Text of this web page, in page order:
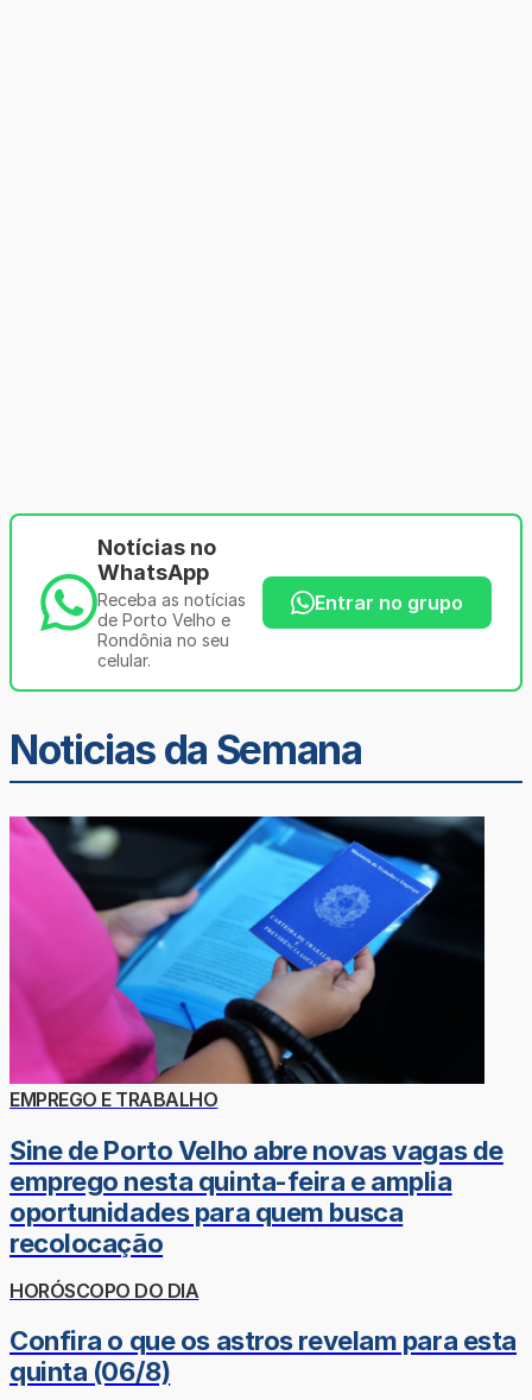
Notícias no
WhatsApp
Receba as notícias
de Porto Velho e
Rondônia no seu
celular.
Entrar no grupo
Noticias da Semana
EMPREGO E TRABALHO
Sine de Porto Velho abre novas vagas de
emprego nesta quinta-feira e amplia
oportunidades para quem busca
recolocação
HORÓSCOPO DO DIA
Confira o que os astros revelam para esta
quinta (06/8)